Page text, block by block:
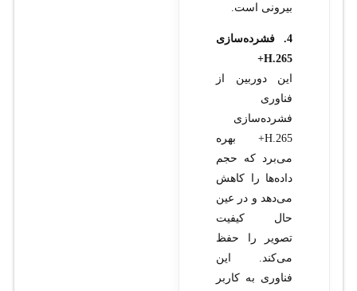
بیرونی است.
4. فشرده‌سازی
H.265+
این دوربین از
فناوری
فشرده‌سازی
H.265+ بهره
می‌برد که حجم
داده‌ها را کاهش
می‌دهد و در عین
حال کیفیت
تصویر را حفظ
می‌کند. این
فناوری به کاربر